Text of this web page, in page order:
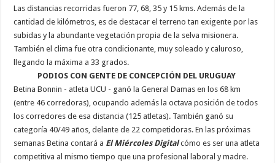
Las distancias recorridas fueron 77, 68, 35 y 15 kms. Además de la
cantidad de kilómetros, es de destacar el terreno tan exigente por las
subidas y la abundante vegetación propia de la selva misionera.
También el clima fue otra condicionante, muy soleado y caluroso,
llegando la máxima a 33 grados.
PODIOS CON GENTE DE CONCEPCIÓN DEL URUGUAY
Betina Bonnin - atleta UCU - ganó la General Damas en los 68 km
(entre 46 corredoras), ocupando además la octava posición de todos
los corredores de esa distancia (125 atletas). También ganó su
categoría 40/49 años, delante de 22 competidoras. En las próximas
semanas Betina contará a El Miércoles Digital cómo es ser una atleta
competitiva al mismo tiempo que una profesional laboral y madre.